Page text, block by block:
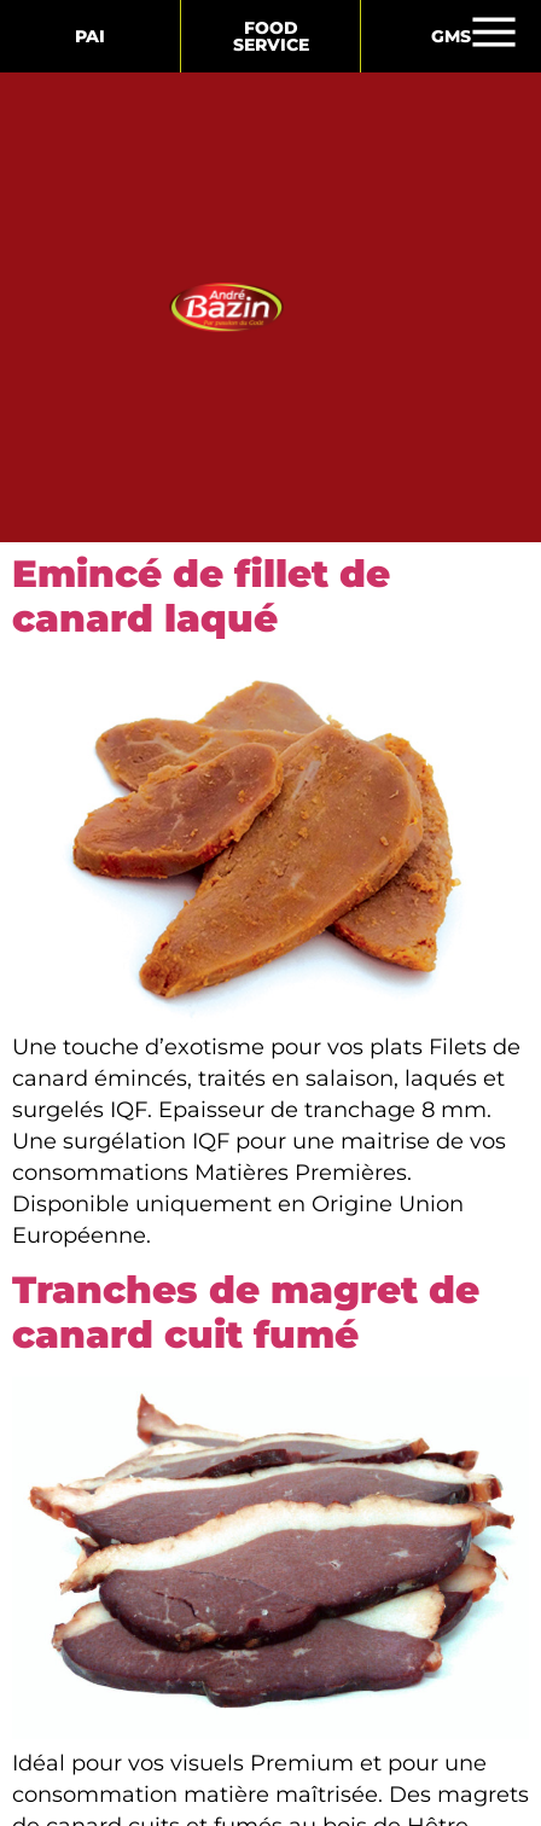
PAI FOOD
SERVICE GMS
Emincé de fillet de
canard laqué
Une touche d’exotisme pour vos plats Filets de
canard émincés, traités en salaison, laqués et
surgelés IQF. Epaisseur de tranchage 8 mm.
Une surgélation IQF pour une maitrise de vos
consommations Matières Premières.
Disponible uniquement en Origine Union
Européenne.
Tranches de magret de
canard cuit fumé
Idéal pour vos visuels Premium et pour une
consommation matière maîtrisée. Des magrets